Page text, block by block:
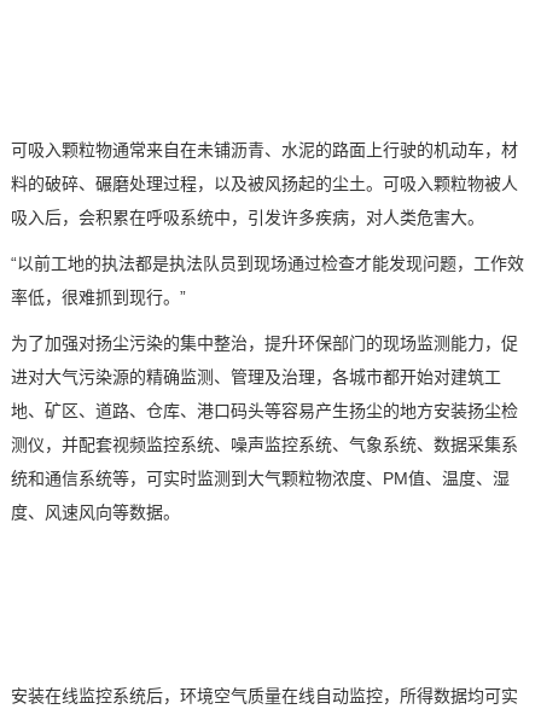
可吸入颗粒物通常来自在未铺沥青、水泥的路面上行驶的机动车，材
料的破碎、碾磨处理过程，以及被风扬起的尘土。可吸入颗粒物被人
吸入后，会积累在呼吸系统中，引发许多疾病，对人类危害大。
“以前工地的执法都是执法队员到现场通过检查才能发现问题，工作效
率低，很难抓到现行。”
为了加强对扬尘污染的集中整治，提升环保部门的现场监测能力，促
进对大气污染源的精确监测、管理及治理，各城市都开始对建筑工
地、矿区、道路、仓库、港口码头等容易产生扬尘的地方安装扬尘检
测仪，并配套视频监控系统、噪声监控系统、气象系统、数据采集系
统和通信系统等，可实时监测到大气颗粒物浓度、PM值、温度、湿
度、风速风向等数据。
安装在线监控系统后， 环境空气质量在线自动监控，所得数据均可实